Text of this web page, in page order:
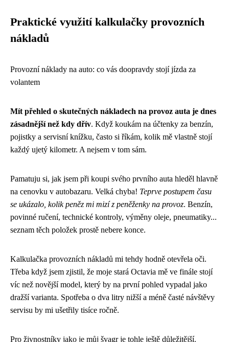
Praktické využití kalkulačky provozních
nákladů
Provozní náklady na auto: co vás doopravdy stojí jízda za
volantem
Mít přehled o skutečných nákladech na provoz auta je dnes
zásadnější než kdy dřív. Když koukám na účtenky za benzín,
pojistky a servisní knížku, často si říkám, kolik mě vlastně stojí
každý ujetý kilometr. A nejsem v tom sám.
Pamatuju si, jak jsem při koupi svého prvního auta hleděl hlavně
na cenovku v autobazaru. Velká chyba! Teprve postupem času
se ukázalo, kolik peněz mi mizí z peněženky na provoz. Benzín,
povinné ručení, technické kontroly, výměny oleje, pneumatiky...
seznam těch položek prostě nebere konce.
Kalkulačka provozních nákladů mi tehdy hodně otevřela oči.
Třeba když jsem zjistil, že moje stará Octavia mě ve finále stojí
víc než novější model, který by na první pohled vypadal jako
dražší varianta. Spotřeba o dva litry nižší a méně časté návštěvy
servisu by mi ušetřily tisíce ročně.
Pro živnostníky jako je můj švagr je tohle ještě důležitější.